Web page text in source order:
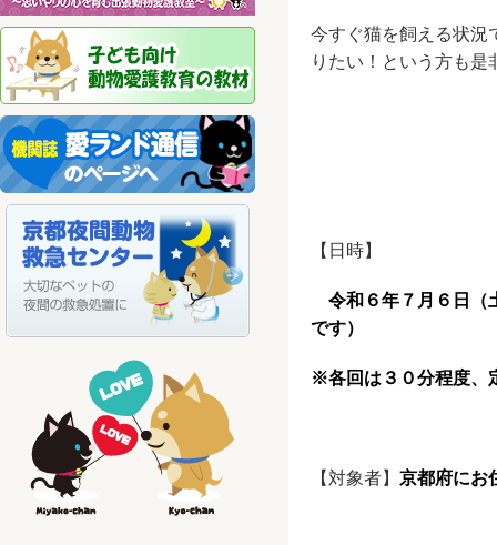
今すぐ猫を飼える状況
りたい！という方も是
【日時】
令和６年７月６日
です）
※各回は３０分程度、
【対象者】 京都府にお